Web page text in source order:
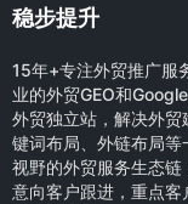
稳步提升
15年+专注外贸推广服
业的外贸GEO和
外贸独立站，解决外
键词布局、外链布局
视野的外贸服务生态链
意向客户跟进，重点